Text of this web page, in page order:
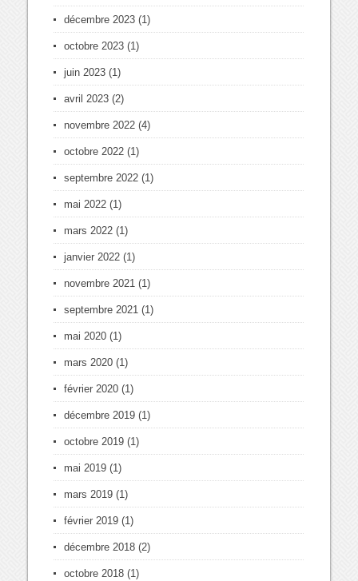
décembre 2023 (1)
octobre 2023 (1)
juin 2023 (1)
avril 2023 (2)
novembre 2022 (4)
octobre 2022 (1)
septembre 2022 (1)
mai 2022 (1)
mars 2022 (1)
janvier 2022 (1)
novembre 2021 (1)
septembre 2021 (1)
mai 2020 (1)
mars 2020 (1)
février 2020 (1)
décembre 2019 (1)
octobre 2019 (1)
mai 2019 (1)
mars 2019 (1)
février 2019 (1)
décembre 2018 (2)
octobre 2018 (1)